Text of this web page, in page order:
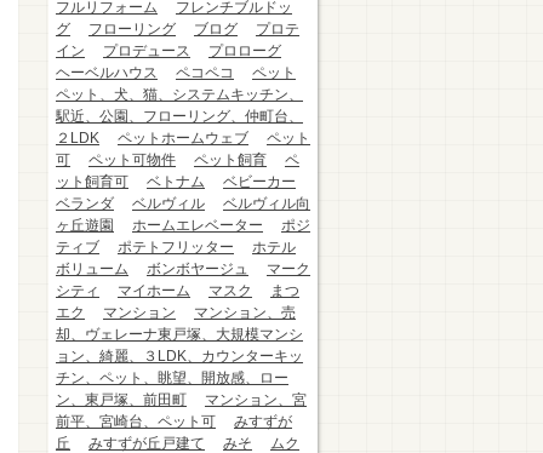
フルリフォーム
フレンチブルドッ
グ
フローリング ブログ
プロテ
イン
プロデュース
プロローグ
ヘーベルハウス
ペコペコ
ペット
ペット、犬、猫、システムキッチン、
駅近、公園、フローリング、仲町台、
２LDK
ペットホームウェブ
ペット
可
ペット可物件 ペット飼育
ペ
ット飼育可
ベトナム
ベビーカー
ベランダ
ベルヴィル
ベルヴィル向
ヶ丘遊園
ホームエレベーター
ポジ
ティブ
ポテトフリッター
ホテル
ボリューム
ボンボヤージュ
マーク
シティ
マイホーム マスク
まつ
エク
マンション
マンション、売
却、ヴェレーナ東戸塚、大規模マンシ
ョン、綺麗、３LDK、カウンターキッ
チン、ペット、眺望、開放感、ロー
ン、東戸塚、前田町
マンション、宮
前平、宮崎台、ペット可
みすずが
丘
みすずが丘戸建て みそ
ムク